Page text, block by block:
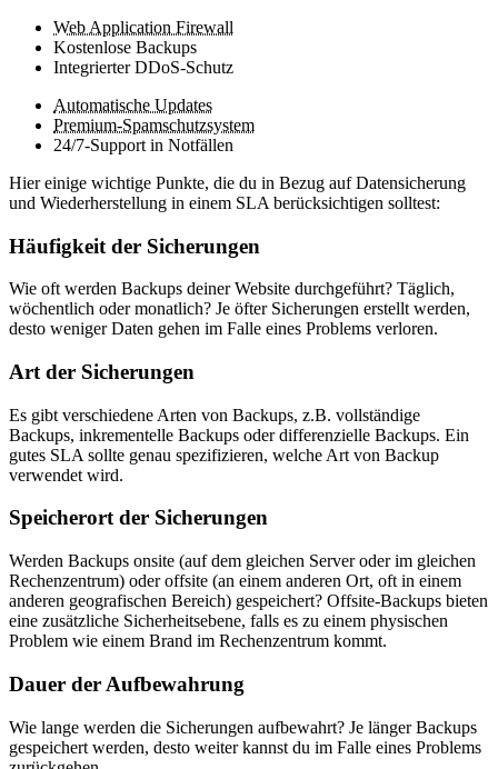
Web Application Firewall
Kostenlose Backups
Integrierter DDoS-Schutz
Automatische Updates
Premium-Spamschutzsystem
24/7-Support in Notfällen
Hier einige wichtige Punkte, die du in Bezug auf Datensicherung
und Wiederherstellung in einem SLA berücksichtigen solltest:
Häufigkeit der Sicherungen
Wie oft werden Backups deiner Website durchgeführt? Täglich,
wöchentlich oder monatlich? Je öfter Sicherungen erstellt werden,
desto weniger Daten gehen im Falle eines Problems verloren.
Art der Sicherungen
Es gibt verschiedene Arten von Backups, z.B. vollständige
Backups, inkrementelle Backups oder differenzielle Backups. Ein
gutes SLA sollte genau spezifizieren, welche Art von Backup
verwendet wird.
Speicherort der Sicherungen
Werden Backups onsite (auf dem gleichen Server oder im gleichen
Rechenzentrum) oder offsite (an einem anderen Ort, oft in einem
anderen geografischen Bereich) gespeichert? Offsite-Backups bieten
eine zusätzliche Sicherheitsebene, falls es zu einem physischen
Problem wie einem Brand im Rechenzentrum kommt.
Dauer der Aufbewahrung
Wie lange werden die Sicherungen aufbewahrt? Je länger Backups
gespeichert werden, desto weiter kannst du im Falle eines Problems